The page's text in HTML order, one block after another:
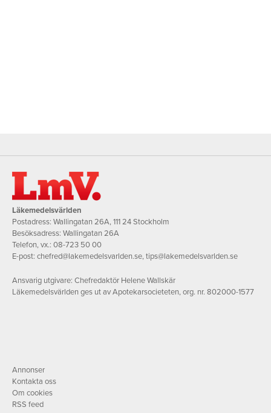
Läkemedelsvärlden
Postadress: Wallingatan 26A, 111 24 Stockholm
Besöksadress: Wallingatan 26A
Telefon, vx.: 08-723 50 00
E-post: chefred@lakemedelsvarlden.se,tips@lakemedelsvarlden.se
Ansvarig utgivare: Chefredaktör Helene Wallskär
Läkemedelsvärlden ges ut av Apotekarsocieteten, org. nr. 802000-1577
Annonser
Kontakta oss
Om cookies
RSS feed